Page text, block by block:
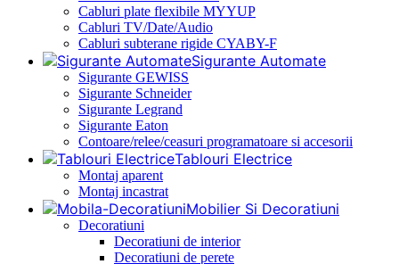
Cabluri plate flexibile MYYUP
Cabluri TV/Date/Audio
Cabluri subterane rigide CYABY-F
Sigurante Automate
Sigurante GEWISS
Sigurante Schneider
Sigurante Legrand
Sigurante Eaton
Contoare/relee/ceasuri programatoare si accesorii
Tablouri Electrice
Montaj aparent
Montaj incastrat
Mobilier Si Decoratiuni
Decoratiuni
Decoratiuni de interior
Decoratiuni de perete